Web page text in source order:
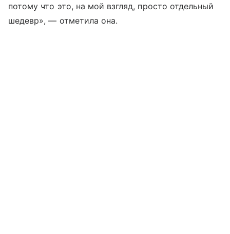
потому что это, на мой взгляд, просто отдельный
шедевр», — отметила она.